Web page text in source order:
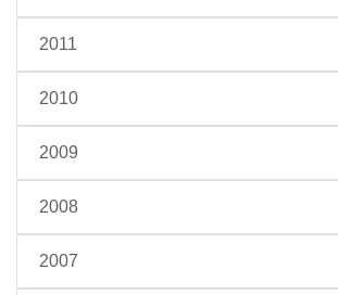
2011
2010
2009
2008
2007